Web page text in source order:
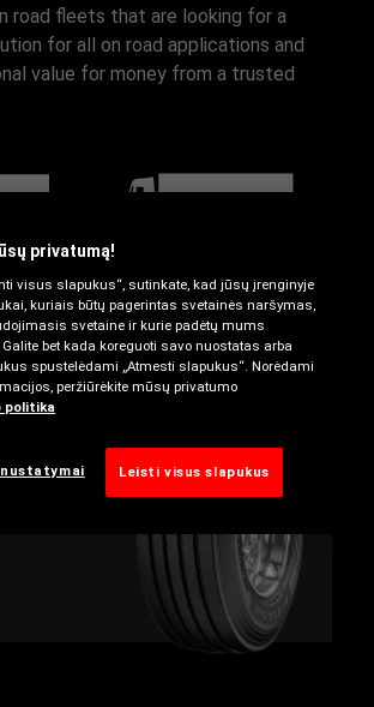
road fleets that are looking for a
for all on road applications and
value for money from a trusted
Sunkvežimis keliams tarp
privatumą!
visus slapukus“, sutinkate, kad jūsų įrenginyje
kuriais būtų pagerintas svetainės naršymas,
svetaine ir kurie padėtų mums
bet kada koreguoti savo nuostatas arba
spustelėdami „Atmesti slapukus“. Norėdami
peržiūrėkite mūsų privatumo
politika
Leisti visus slapukus